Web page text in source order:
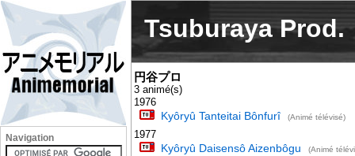
Tsuburaya Prod.
円谷プロ
3 animé(s)
1976
Kyôryû Tanteitai Bônfurî (Animé télévisé)
1977
Kyôryû Daisensô Aizenbôgu (Animé
Navigation